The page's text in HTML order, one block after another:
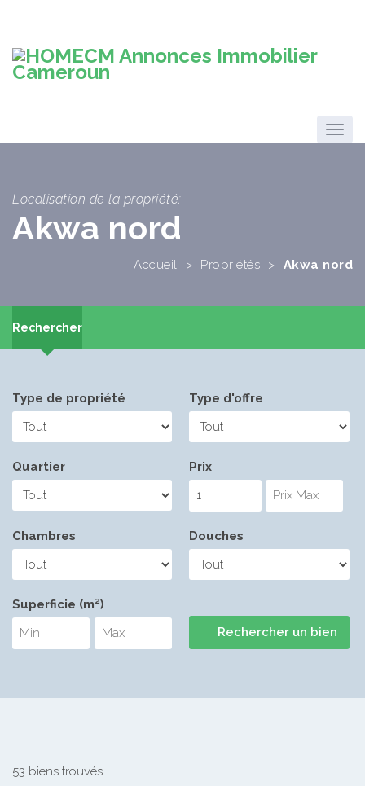
Localisation de la propriété:
Akwa nord
Accueil > Propriétés > Akwa nord
Rechercher
Type de propriété Type d'offre
Quartier Prix
Chambres Douches
Superficie (m²)
53 biens trouvés